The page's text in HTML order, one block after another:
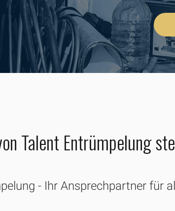
Talent Entrümpelung
- Ihr Ansprechpartner für